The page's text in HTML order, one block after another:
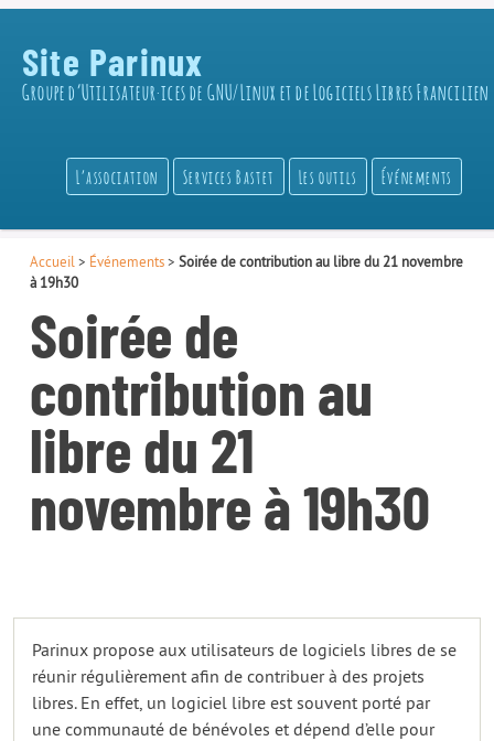
Site Parinux
Groupe d’Utilisateur·ices de GNU/Linux et de Logiciels Libres Francilien
L’association Services Bastet Les outils Événements
Accueil > Événements> Soirée de contribution au libre du 21 novembre
à 19h30
Soirée de
contribution au
libre du 21
novembre à 19h30
Parinux propose aux utilisateurs de logiciels libres de se
réunir régulièrement afin de contribuer à des projets
libres. En effet, un logiciel libre est souvent porté par
une communauté de bénévoles et dépend d’elle pour